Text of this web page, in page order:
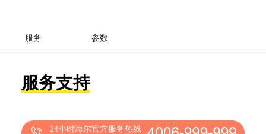
服务 参数
服务支持
24小时海尔官方服务热线